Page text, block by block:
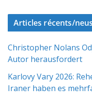
Articles récents/
Christopher Nolans
Autor herausfordert
Karlovy Vary 2026:
Iraner haben es